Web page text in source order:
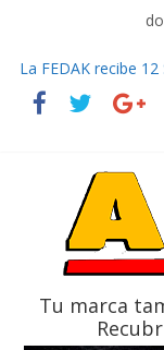
La FEDAK recibe
Vuelta
El costo de tener
¿Qué puede pasar
La Vuelta al
Tu marca